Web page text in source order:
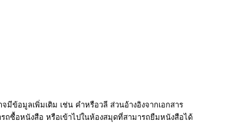
ข้อมูลเพิ่มเติม เช่น คำหรือวลี ส่วนอ้างอิงจากเอกสาร
ถซื้อหนังสือ หรือเข้าไปในห้องสมุดที่สามารถยืมหนังสือได้